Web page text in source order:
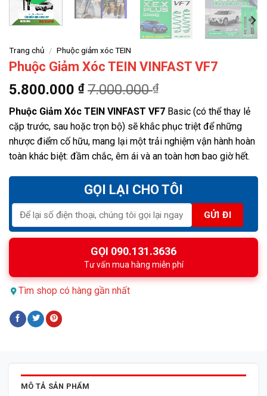
Trang chủ / Phuộc giảm xóc TEIN
Phuộc Giảm Xóc TEIN VINFAST VF7
5.800.000 ₫ 7.000.000₫
Phuộc Giảm Xóc TEIN VINFAST VF7 Basic (có thể thay lẻ
cặp trước, sau hoặc trọn bộ) sẽ khắc phục triệt để những
nhược điểm cố hữu, mang lại một trải nghiệm vận hành hoàn
toàn khác biệt: đầm chắc, êm ái và an toàn hơn bao giờ hết.
GỌI LẠI CHO TÔI
GỌI 090.131.3636
Tư vấn mua hàng miễn phí
Tìm shop có hàng gần nhất
MÔ TẢ SẢN PHẨM